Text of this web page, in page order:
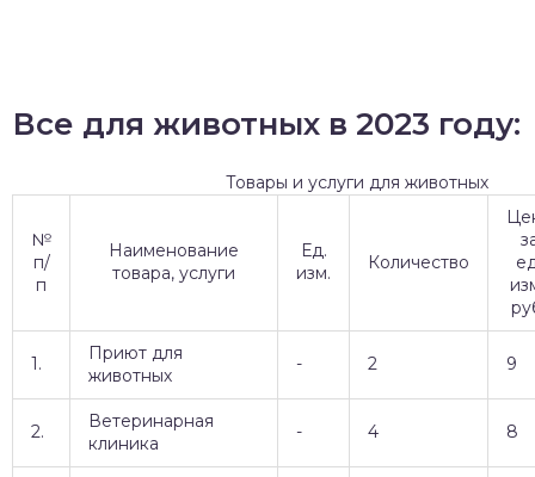
Все для животных в 2023 году:
Товары и услуги для животных
№
п/
п
Наименование
товара, услуги
Ед.
изм.
Количество
1.
Приют для
животных
- 2 9
2.
Ветеринарная
клиника
- 4 8